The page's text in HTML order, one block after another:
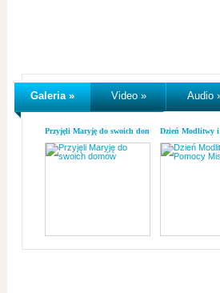
Galeria » Video » Audio
Przyjęli Maryję do swoich domówDzień Modlitwy i